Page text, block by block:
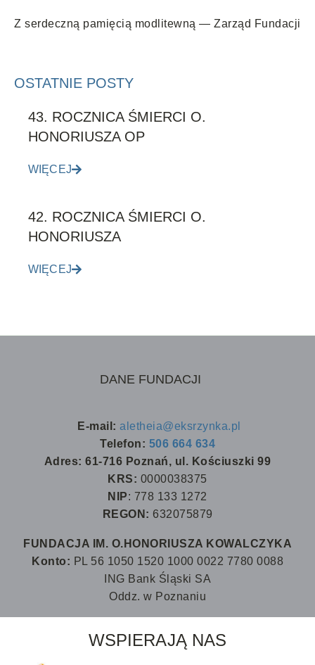
Z serdeczną pamięcią modlitewną — Zarząd Fundacji
OSTATNIE POSTY
43. ROCZNICA ŚMIERCI O.
HONORIUSZA OP
WIĘCEJ
42. ROCZNICA ŚMIERCI O.
HONORIUSZA
WIĘCEJ
DANE FUNDACJI
E-mail: aletheia@eksrzynka.pl
Telefon: 506 664 634
Adres: 61-716 Poznań, ul. Kościuszki 99
KRS: 0000038375
NIP: 778 133 1272
REGON: 632075879
FUNDACJA IM. O.HONORIUSZA KOWALCZYKA
Konto: PL 56 1050 1520 1000 0022 7780 0088
ING Bank Śląski SA
Oddz. w Poznaniu
WSPIERAJĄ NAS